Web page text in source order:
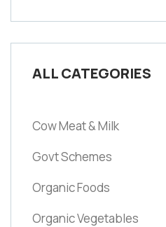
ALL CATEGORIES
Cow Meat & Milk
Govt Schemes
Organic Foods
Organic Vegetables